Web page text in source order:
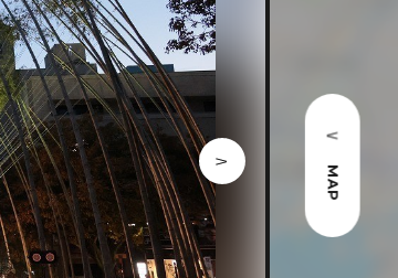
広島県の魅力を動画でご紹介！
よくあるご質問
メディア掲載情報
フォトダウンロード
関連リンク
MAP